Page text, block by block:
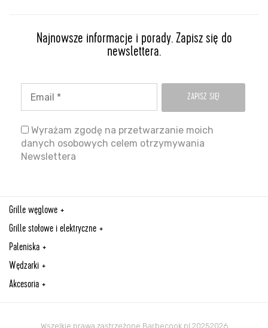
Najnowsze informacje i porady. Zapisz się do
newslettera.
Wyrażam zgodę na przetwarzanie moich
danych osobowych celem otrzymywania
Newslettera
Grille węglowe
Grille stołowe i elektryczne
Paleniska
Wędzarki
Akcesoria
Wszelkie prawa zastrzeżone Barbecook.pl 20252026